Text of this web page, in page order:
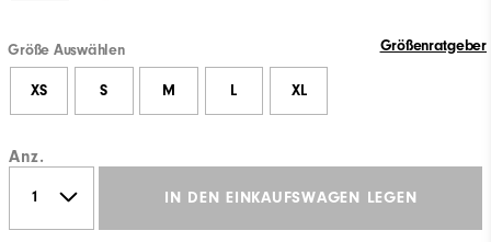
Größe Auswählen Größenratgeber
XS S M L XL
Anz.
IN DEN EINKAUFSWAGEN LEGEN